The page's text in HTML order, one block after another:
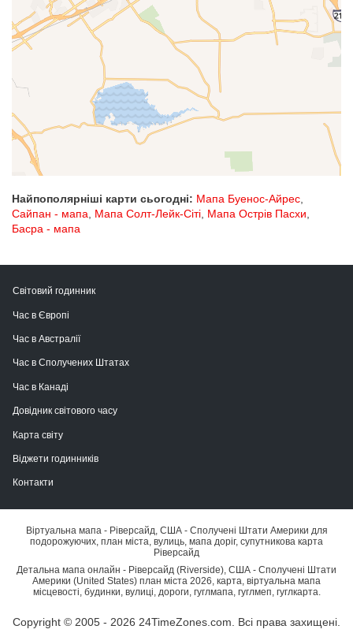
Найпополярніші карти сьогодні: Мапа Буенос-Айрес,
Сайпан - мапа, Мапа Солт-Лейк-Сіті, Мапа Острів Пасхи,
Басра - мапа
Світовий годинник
Час в Європі
Час в Австралії
Час в Сполучених Штатах
Час в Канаді
Довідник світового часу
Карта світу
Віджети годинників
Контакти
Віртуальна мапа - Ріверсайд, США - Сполучені Штати Америки для
подорожуючих, план міста, вулиць, мапа доріг, супутникова карта
Ріверсайд
Детальна мапа онлайн - Ріверсайд (Riverside), США - Сполучені Штати
Америки (United States) план міста 2026, карта, віртуальна мапа
місцевості, будинки, вулиці, дороги, гуглмапа, гуглмеп, гуглкарта.
Copyright © 2005 - 2026 24TimeZones.com. Всі права захищені.